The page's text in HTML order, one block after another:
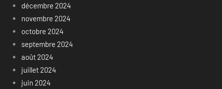
décembre 2024
novembre 2024
octobre 2024
septembre 2024
août 2024
juillet 2024
juin 2024